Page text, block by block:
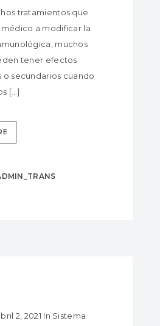
tratamientos que
médico a modificar la
muchos
tener efectos
o secundarios cuando
[…]
2, 2021 In Sistema